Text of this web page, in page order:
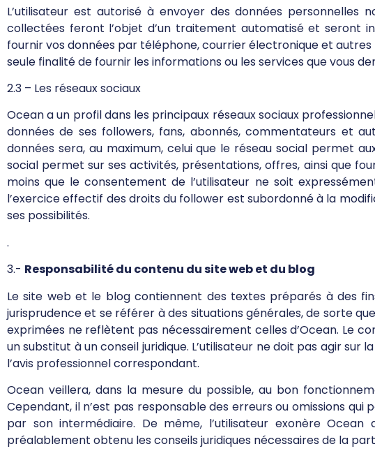
L’utilisateur est autorisé à envoyer des données
collectées feront l’objet d’un traitement automatisé et seront
fournir vos données par téléphone, courrier électronique et
seule finalité de fournir les informations ou les services que vous
2.3 – Les réseaux sociaux
Ocean a un profil dans les principaux réseaux sociaux
données de ses followers, fans, abonnés, commentateurs et
données sera, au maximum, celui que le réseau social permet
social permet sur ses activités, présentations, offres, ainsi que
moins que le consentement de l’utilisateur ne soit
l’exercice effectif des droits du follower est subordonné à la
ses possibilités.
.
3.- Responsabilité du contenu du site web et du blog
Le site web et le blog contiennent des textes préparés à des
jurisprudence et se référer à des situations générales, de sorte
exprimées ne reflètent pas nécessairement celles d’Ocean. Le
un substitut à un conseil juridique. L’utilisateur ne doit pas agir
l’avis professionnel correspondant.
Ocean veillera, dans la mesure du possible, au bon
Cependant, il n’est pas responsable des erreurs ou omissions
par son intermédiaire. De même, l’utilisateur exonère
préalablement obtenu les conseils juridiques nécessaires de la part